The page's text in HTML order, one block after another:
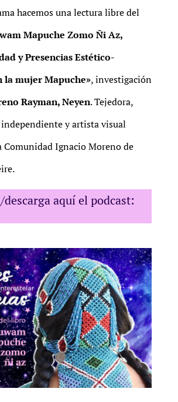
hacemos una lectura libre del
Mapuche Zomo Ñi Az,
y Presencias Estético-
la mujer Mapuche», investigación
Rayman, Neyen. Tejedora,
y artista visual
Comunidad Ignacio Moreno de
descarga aquí el podcast: